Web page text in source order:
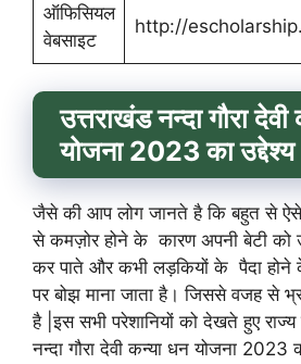
ऑफिसियल
वेबसाइट
http://
उत्तराखंड नन्दा गौरा
योजना 2023 का उद्देश्य
जैसे की आप लोग जानते है कि बहुत से
से कमज़ोर होने के कारण अपनी बेटी को
कर पाते और कभी लड़कियों के पैदा होने
पर बोझ माना जाता है। जिससे वजह से
है |इस सभी परेशानियों को देखते हुए
नन्दा गौरा देवी कन्या धन योजना 2023